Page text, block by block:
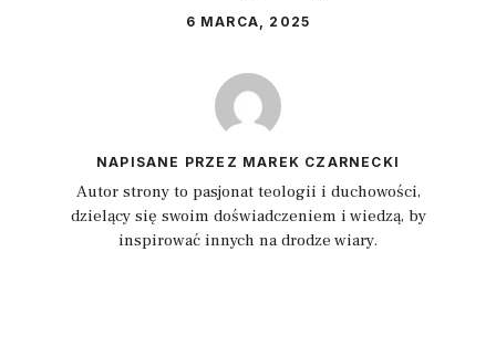
6 MARCA, 2025
NAPISANE PRZEZ MAREK CZARNECKI
Autor strony to pasjonat teologii i duchowości,
dzielący się swoim doświadczeniem i wiedzą, by
inspirować innych na drodze wiary.